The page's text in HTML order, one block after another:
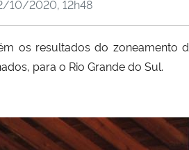
10/2020, 12h48
os resultados do zoneamento
para o Rio Grande do Sul.